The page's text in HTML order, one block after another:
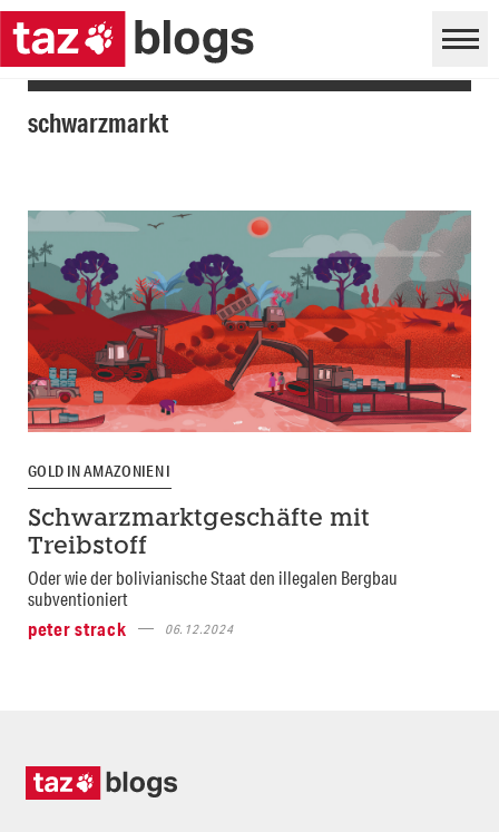
schwarzmarkt
GOLD IN AMAZONIEN I
Schwarzmarktgeschäfte mit
Treibstoff
Oder wie der bolivianische Staat den illegalen Bergbau
subventioniert
peter strack
06.12.2024